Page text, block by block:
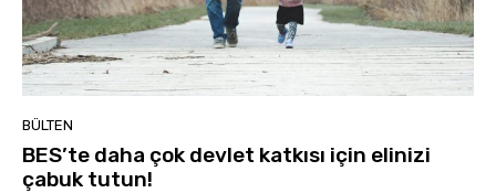
BÜLTEN
BES’te daha çok devlet katkısı için elinizi
çabuk tutun!